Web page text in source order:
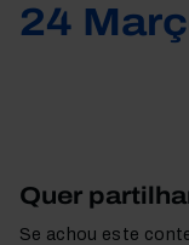
24
Quer
Se achou este